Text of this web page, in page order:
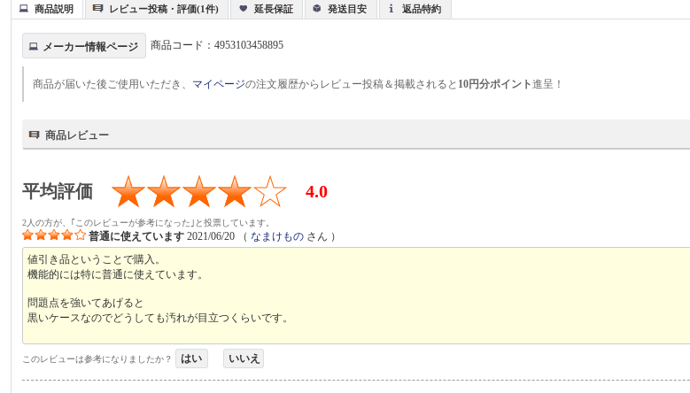
商品説明 レビュー投稿・評価(1件) 延長保証 発送目安 返品特約
メーカー情報ページ 商品コード：4953103458895
商品が届いた後ご使用いただき、 マイページの注文履歴からレビュー投稿＆掲載されると 10円分ポイント進呈！
商品レビュー
平均評価 4.0
2人の方が、｢このレビューが参考になった｣と投票しています。
普通に使えています 2021/06/20 （なまけもの さん ）
値引き品ということで購入。
機能的には特に普通に使えています。
問題点を強いてあげると
黒いケースなのでどうしても汚れが目立つくらいです。
このレビューは参考になりましたか？ はい いいえ